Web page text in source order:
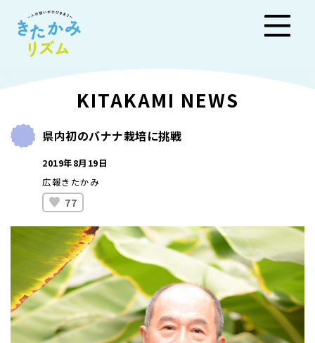
きた
かみ
リズ
ム
KITAKAMI NEWS
県内初のバナナ栽培に挑戦
2019年8月19日
広報きたかみ
77